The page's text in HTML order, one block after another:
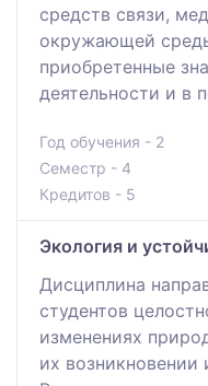
средств связи,
окружающей
приобретенные
деятельности и в
Год обучения - 2
Семестр - 4
Кредитов - 5
Экология и
Дисциплина
студентов
изменениях
их возникновении